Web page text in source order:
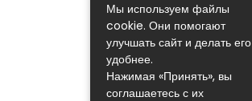
Мы используем файлы
cookie. Они помогают
улучшать сайт и делать его
удобнее.
Нажимая «Принять», вы
соглашаетесь с их